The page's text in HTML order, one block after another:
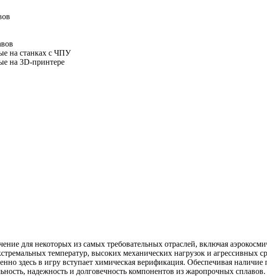
на станках с ЧПУ
на 3D-принтере
для некоторых из самых требовательных отраслей, включая
температур, высоких механических нагрузок и агрессивных
здесь в игру вступает химическая верификация. Обеспечивая
надежность и долговечность компонентов из жаропрочных сплавов.